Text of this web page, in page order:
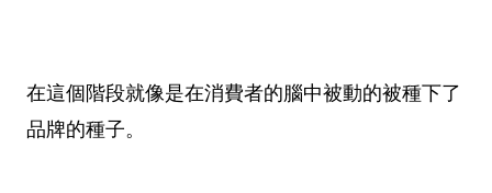
在這個階段就像是在消費者的腦中被動的被種下了
品牌的種子。